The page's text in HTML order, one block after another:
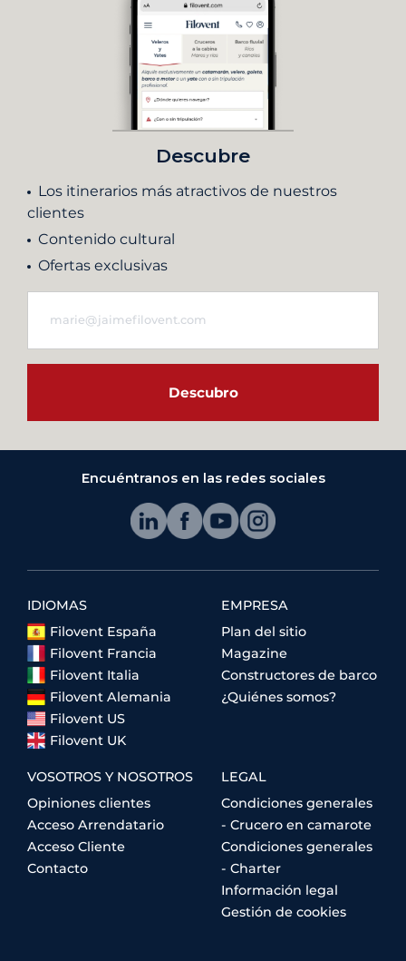
Descubre
Los itinerarios más atractivos de nuestros
clientes
Contenido cultural
Ofertas exclusivas
Descubro
Encuéntranos en las redes sociales
IDIOMAS
Filovent España
Filovent Francia
Filovent Italia
Filovent Alemania
Filovent US
Filovent UK
EMPRESA
Plan del sitio
Magazine
Constructores de barco
¿Quiénes somos?
VOSOTROS Y NOSOTROS
Opiniones clientes
Acceso Arrendatario
Acceso Cliente
Contacto
LEGAL
Condiciones generales
- Crucero en camarote
Condiciones generales
- Charter
Información legal
Gestión de cookies